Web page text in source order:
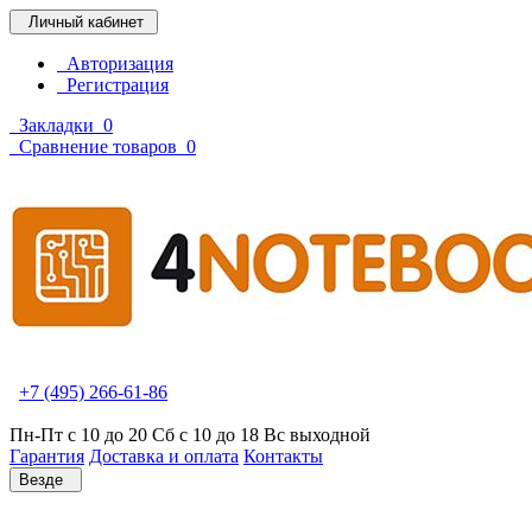
Личный кабинет
Авторизация
Регистрация
Закладки 0
Сравнение товаров 0
+7 (495) 266-61-86
Пн-Пт с 10 до 20 Сб с 10 до 18 Вс выходной
Гарантия Доставка и оплата Контакты
Везде